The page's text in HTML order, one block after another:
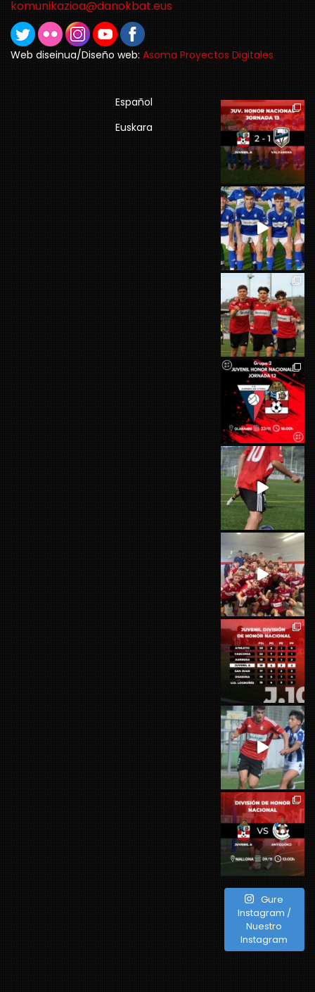
komunikazioa@danokbat.eus
Web diseinua/Diseño web: Asoma Proyectos Digitales
Español
Euskara
Gure
Instagram /
Nuestro
Instagram